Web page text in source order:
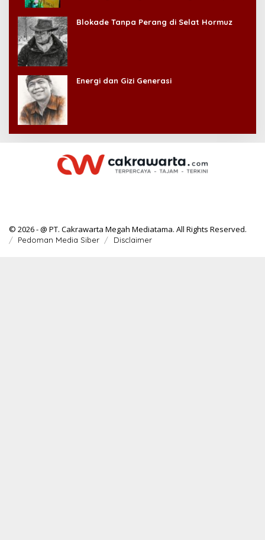
Blokade Tanpa Perang di Selat Hormuz
Energi dan Gizi Generasi
© 2026 - @ PT. Cakrawarta Megah Mediatama. All Rights Reserved.
Pedoman Media Siber Disclaimer